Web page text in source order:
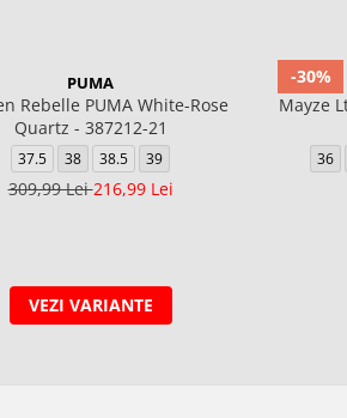
PUMA
Rebelle PUMA White-Rose
Quartz - 387212-21
37.5 38 38.5 39
309,99 Lei216,99 Lei
VEZI VARIANTE
-30%
Mayze
36